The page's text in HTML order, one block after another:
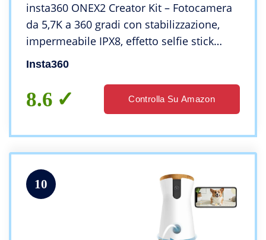
insta360 ONEX2 Creator Kit – Fotocamera
da 5,7K a 360 gradi con stabilizzazione,
impermeabile IPX8, effetto selfie stick
invisibile, touch screen, modifica AI,
Insta360
8.6 Controlla Su Amazon
10